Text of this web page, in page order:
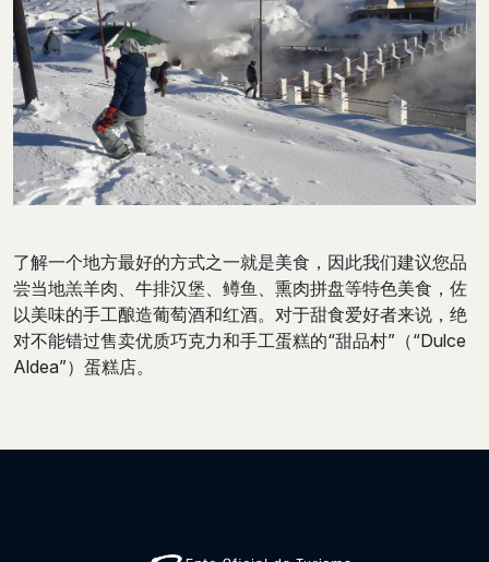
了解一个地方最好的方式之一就是美食，因此我们建议您品
尝当地羔羊肉、牛排汉堡、鳟鱼、熏肉拼盘等特色美食，佐
以美味的手工酿造葡萄酒和红酒。对于甜食爱好者来说，绝
对不能错过售卖优质巧克力和手工蛋糕的“甜品村”（“Dulce
Aldea”）蛋糕店。